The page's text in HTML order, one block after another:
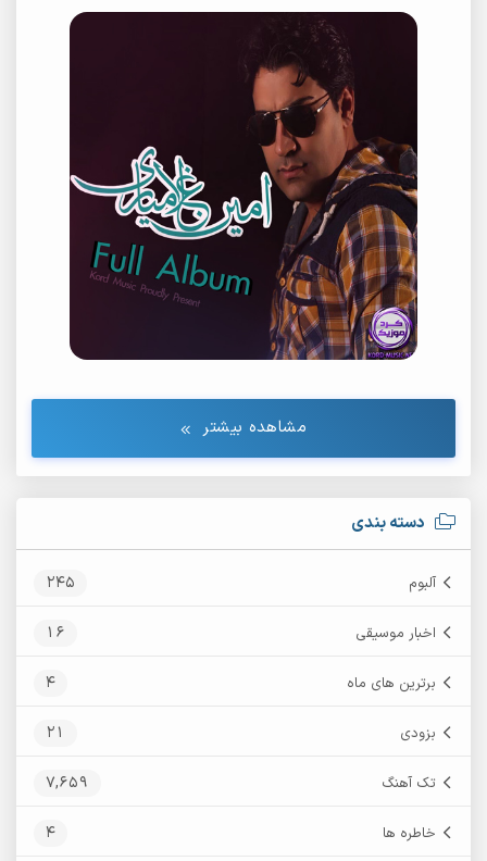
دسته بندی
آلبوم 245
اخبار موسیقی 16
برترین های ماه 4
بزودی 21
تک آهنگ 7,659
خاطره ها 4
مشاهده بیشتر